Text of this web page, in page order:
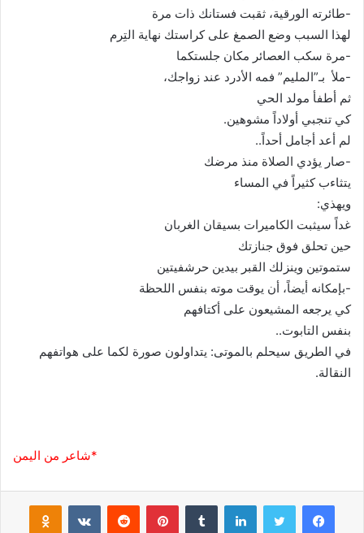
-طائرته الورقية، ثقبت فستانك ذات مرة
لهذا السبب وضع الصمغ على كراستك نهاية التِرم
-مرة سكب العصائر مكان جلستكما
-ملأ بـ”المليم” فمه الأدرد عند زواجك،
ثم أطفأ مولد الحي
كي تنجبي أولاداً مشوهين.
لم أعد أجامل أحداً..
-صار يؤدي الصلاة منذ مرضك
يتثاءب كثيراً في المساء
ويهذي:
غداً سيثبت الكاميرات بسيقان الغربان
حين تحلق فوق جنازتك
ستموتين وينزلك القبر بيدين حرشفيتين
-بإمكانه أيضاً، أن يوقت موته بنفس اللحظة
كي يرجعه المشيعون على أكتافهم
بنفس التابوت..
في الطريق سيحلم بالموتى: يتداولون صورة لكما على هواتفهم
النقالة.
*شاعر من اليمن
فيسبوك لينكدإن بينتيريست